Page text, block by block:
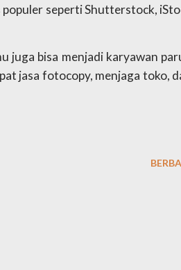
seperti Shutterstock,
juga bisa menjadi karyawan
jasa fotocopy, menjaga toko,